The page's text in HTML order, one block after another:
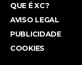
QUE É XC?
AVISO LEGAL
PUBLICIDADE
COOKIES